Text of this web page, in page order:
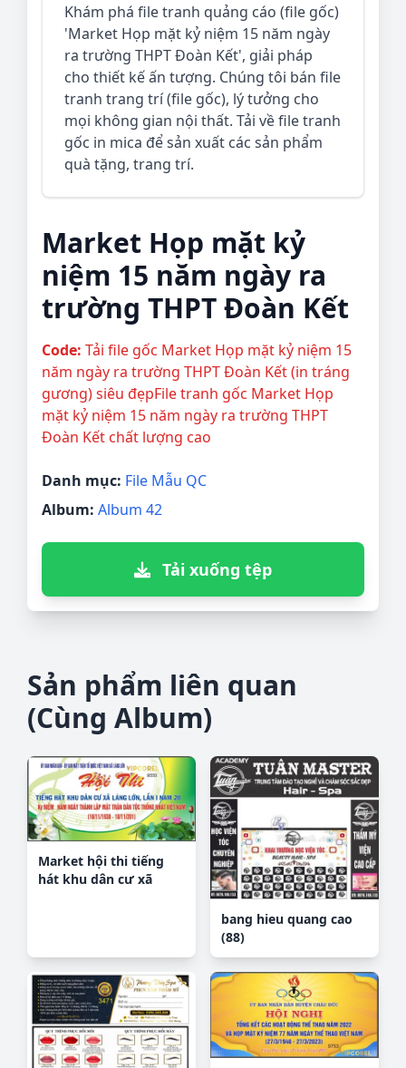
Khám phá file tranh quảng cáo (file gốc)
'Market Họp mặt kỷ niệm 15 năm ngày
ra trường THPT Đoàn Kết', giải pháp
cho thiết kế ấn tượng. Chúng tôi bán file
tranh trang trí (file gốc), lý tưởng cho
mọi không gian nội thất. Tải về file tranh
gốc in mica để sản xuất các sản phẩm
quà tặng, trang trí.
Market Họp mặt kỷ
niệm 15 năm ngày ra
trường THPT Đoàn Kết
Code: Tải file gốc Market Họp mặt kỷ niệm 15
năm ngày ra trường THPT Đoàn Kết (in tráng
gương) siêu đẹpFile tranh gốc Market Họp
mặt kỷ niệm 15 năm ngày ra trường THPT
Đoàn Kết chất lượng cao
Danh mục: File Mẫu QC
Album: Album 42
Tải xuống tệp
Sản phẩm liên quan
(Cùng Album)
Market hội thi tiếng
hát khu dân cư xã
bang hieu quang cao
(88)